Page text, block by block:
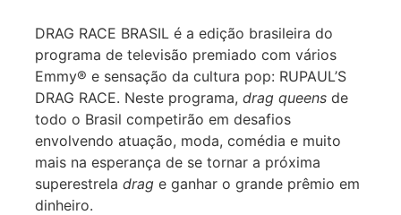
DRAG RACE BRASIL é a edição brasileira do
programa de televisão premiado com vários
Emmy® e sensação da cultura pop: RUPAUL’S
DRAG RACE. Neste programa,drag queens de
todo o Brasil competirão em desafios
envolvendo atuação, moda, comédia e muito
mais na esperança de se tornar a próxima
superestreladrage ganhar o grande prêmio em
dinheiro.